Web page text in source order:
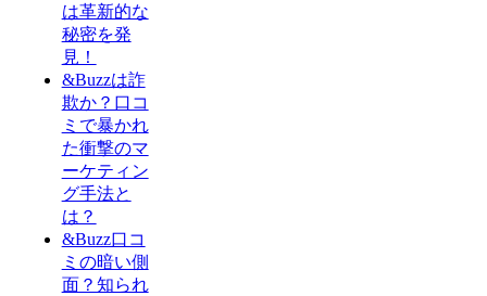
は革新的な
秘密を発
見！
&Buzzは詐
欺か？口コ
ミで暴かれ
た衝撃のマ
ーケティン
グ手法と
は？
&Buzz口コ
ミの暗い側
面？知られ